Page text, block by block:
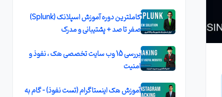
کاملترین دوره آموزش اسپلانک (Splunk)
صفر تا صد + پشتیبانی و مدرک
بررسی 15 وب سایت تخصصی هک ، نفوذ و
امنیت
آموزش هک اینستاگرام (تست نفوذ) - گام به